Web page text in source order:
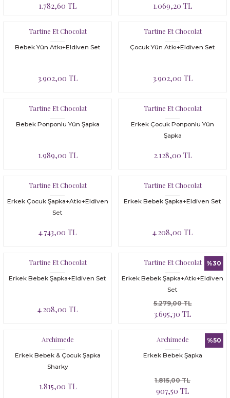
1.782,60 TL 1.069,20 TL
Tartine Et Chocolat
Bebek Yün Atkı+Eldiven Set
3.902,00 TL
Tartine Et Chocolat
Çocuk Yün Atkı+Eldiven Set
3.902,00 TL
Tartine Et Chocolat
Bebek Ponponlu Yün Şapka
1.989,00 TL
Tartine Et Chocolat
Erkek Çocuk Ponponlu Yün
Şapka
2.128,00 TL
Tartine Et Chocolat
Erkek Çocuk Şapka+Atkı+Eldiven
Set
4.743,00 TL
Tartine Et Chocolat
Erkek Bebek Şapka+Eldiven Set
4.208,00 TL
Tartine Et Chocolat
Erkek Bebek Şapka+Eldiven Set
4.208,00 TL
%30
Tartine Et Chocolat
Erkek Bebek Şapka+Atkı+Eldiven
Set
3.695,30 TL
5.279,00 TL
Archimede
Erkek Bebek & Çocuk Şapka
Sharky
1.815,00 TL
%50
Archimede
Erkek Bebek Şapka
907,50 TL
1.815,00 TL